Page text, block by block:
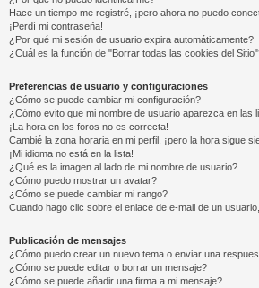
Hace un tiempo me registré, ¡pero ahora no puedo
¡Perdí mi contraseña!
¿Por qué mi sesión de usuario expira automáticamente?
¿Cuál es la función de "Borrar todas las cookies del
Preferencias de usuario y configuraciones
¿Cómo se puede cambiar mi configuración?
¿Cómo evito que mi nombre de usuario aparezca en las
¡La hora en los foros no es correcta!
Cambié la zona horaria en mi perfil, ¡pero la hora sigue
¡Mi idioma no está en la lista!
¿Qué es la imagen al lado de mi nombre de usuario?
¿Cómo puedo mostrar un avatar?
¿Cómo se puede cambiar mi rango?
Cuando hago clic sobre el enlace de e-mail de un
Publicación de mensajes
¿Cómo puedo crear un nuevo tema o enviar una
¿Cómo se puede editar o borrar un mensaje?
¿Cómo se puede añadir una firma a mi mensaje?